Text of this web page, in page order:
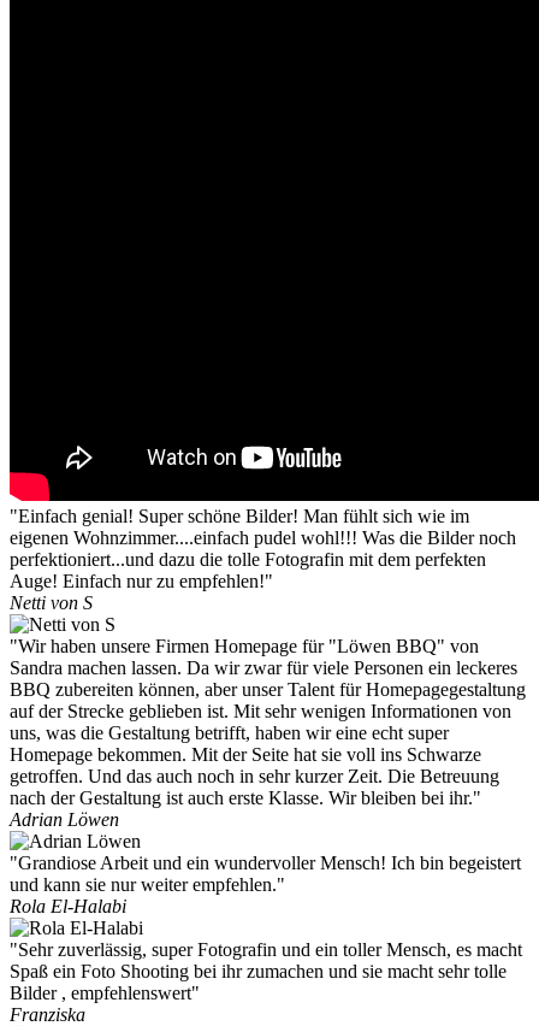
"Einfach genial! Super schöne Bilder! Man fühlt sich wie im
eigenen Wohnzimmer....einfach pudel wohl!!! Was die Bilder noch
perfektioniert...und dazu die tolle Fotografin mit dem perfekten
Auge! Einfach nur zu empfehlen!"
Netti von S
"Wir haben unsere Firmen Homepage für "Löwen BBQ" von
Sandra machen lassen. Da wir zwar für viele Personen ein leckeres
BBQ zubereiten können, aber unser Talent für Homepagegestaltung
auf der Strecke geblieben ist. Mit sehr wenigen Informationen von
uns, was die Gestaltung betrifft, haben wir eine echt super
Homepage bekommen. Mit der Seite hat sie voll ins Schwarze
getroffen. Und das auch noch in sehr kurzer Zeit. Die Betreuung
nach der Gestaltung ist auch erste Klasse. Wir bleiben bei ihr."
Adrian Löwen
"Grandiose Arbeit und ein wundervoller Mensch! Ich bin begeistert
und kann sie nur weiter empfehlen."
Rola El-Halabi
"Sehr zuverlässig, super Fotografin und ein toller Mensch, es macht
Spaß ein Foto Shooting bei ihr zumachen und sie macht sehr tolle
Bilder , empfehlenswert"
Franziska